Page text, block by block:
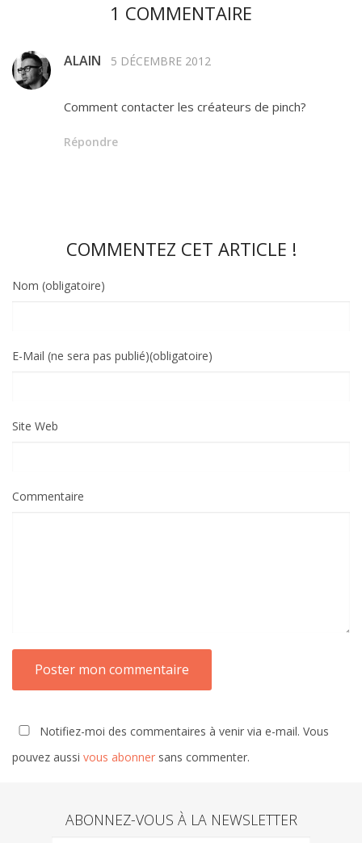
1 COMMENTAIRE
ALAIN 5 DÉCEMBRE 2012
Comment contacter les créateurs de pinch?
Répondre
COMMENTEZ CET ARTICLE !
Nom (obligatoire)
E-Mail (ne sera pas publié)(obligatoire)
Site Web
Commentaire
Notifiez-moi des commentaires à venir via e-mail. Vous
pouvez aussi vous abonner sans commenter.
ABONNEZ-VOUS À LA NEWSLETTER